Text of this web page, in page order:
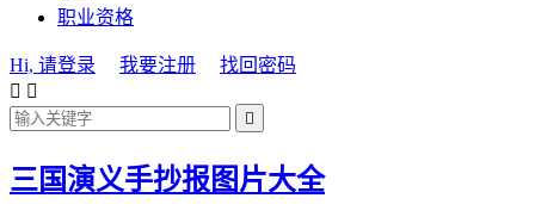
职业资格
Hi, 请登录 我要注册
找回密码
 

三国演义手抄报图片大全